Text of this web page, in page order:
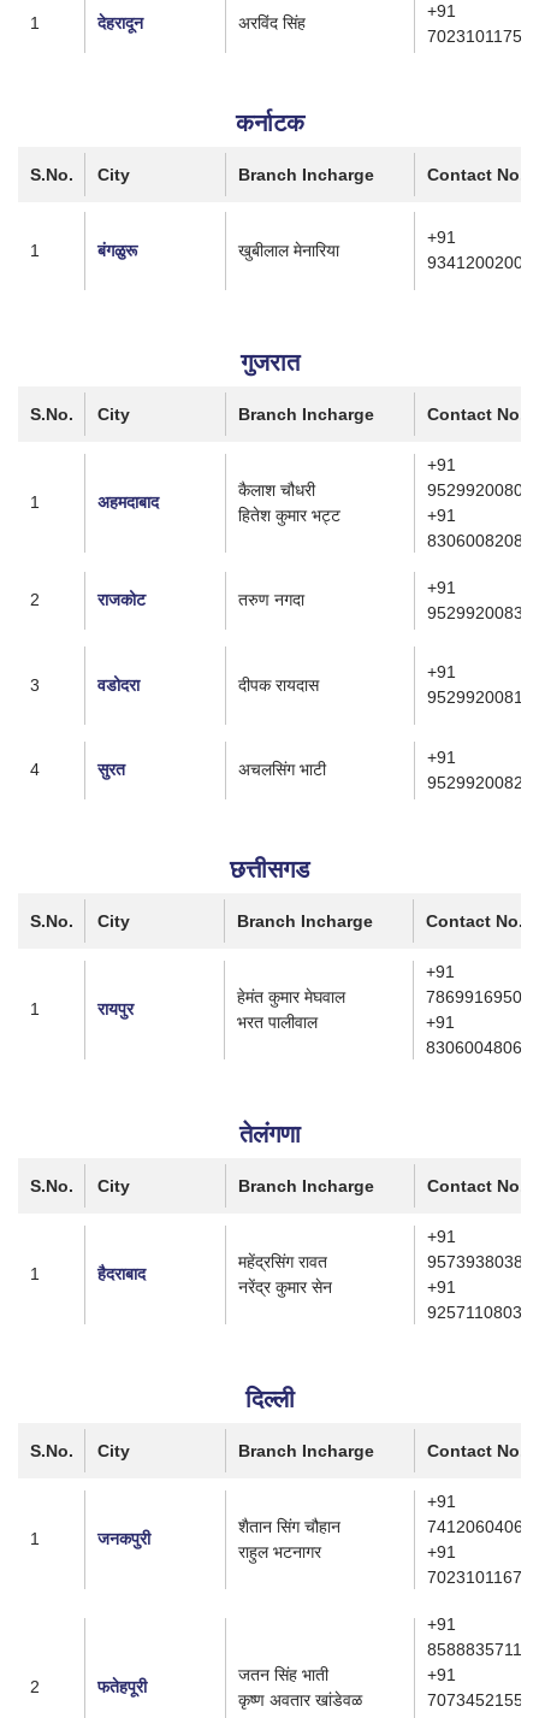
1 देहरादून अरविंद सिंह
+91
7023101175
कर्नाटक
S.No. City Branch Incharge Contact No.
1 बंगळुरू खुबीलाल मेनारिया
+91
9341200200
गुजरात
S.No. City Branch Incharge Contact No.
1 अहमदाबाद
कैलाश चौधरी
हितेश कुमार भट्ट
+91
9529920080
+91
8306008208
2 राजकोट तरुण नगदा
+91
9529920083
3 वडोदरा दीपक रायदास
+91
9529920081
4 सुरत अचलसिंग भाटी
+91
9529920082
छत्तीसगड
S.No. City Branch Incharge Contact No.
1 रायपुर
हेमंत कुमार मेघवाल
भरत पालीवाल
+91
7869916950
+91
8306004806
तेलंगणा
S.No. City Branch Incharge Contact No.
1 हैदराबाद
महेंद्रसिंग रावत
नरेंद्र कुमार सेन
+91
9573938038
+91
9257110803
दिल्ली
S.No. City Branch Incharge Contact No.
1 जनकपुरी
शैतान सिंग चौहान
राहुल भटनागर
+91
7412060406
+91
7023101167
2 फतेहपूरी
जतन सिंह भाती
कृष्ण अवतार खांडेवळ
+91
8588835711
+91
7073452155